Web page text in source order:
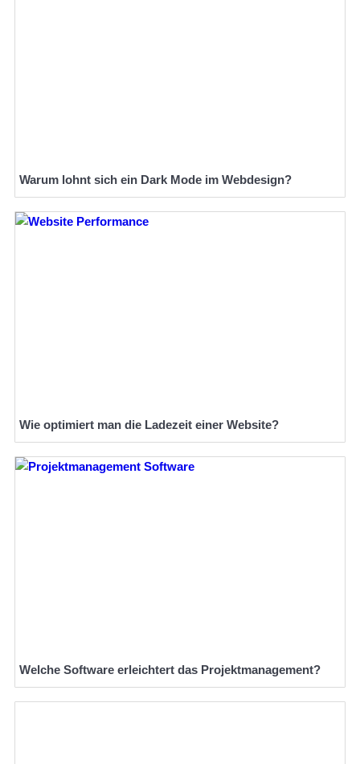
Warum lohnt sich ein Dark Mode im Webdesign?
Wie optimiert man die Ladezeit einer Website?
Welche Software erleichtert das Projektmanagement?